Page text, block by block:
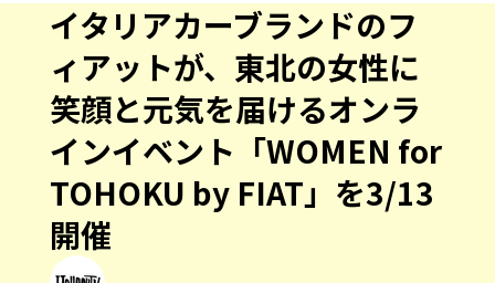
イタリアカーブランドのフ
ィアットが、東北の女性に
笑顔と元気を届けるオンラ
インイベント「WOMEN for
TOHOKU by FIAT」を3/13
開催